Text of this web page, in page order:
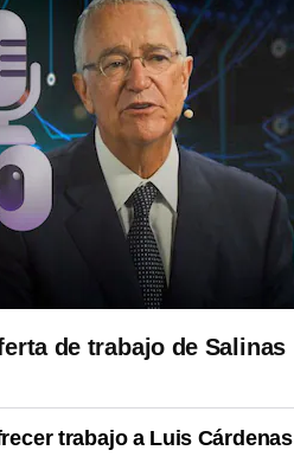
de trabajo de Salinas
trabajo a Luis Cárdenas